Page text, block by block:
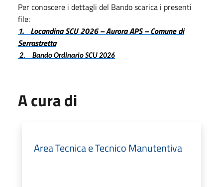
Per conoscere i dettagli del Bando scarica i presenti
file:
1.
Locandina SCU 2026 – Aurora APS – Comune di
Serrastretta
2. Bando Ordinario SCU 2026
A cura di
Area Tecnica e Tecnico Manutentiva